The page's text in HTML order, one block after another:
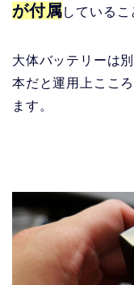
が付属しているこ
大体バッテリーは
本だと運用上ここ
ます。